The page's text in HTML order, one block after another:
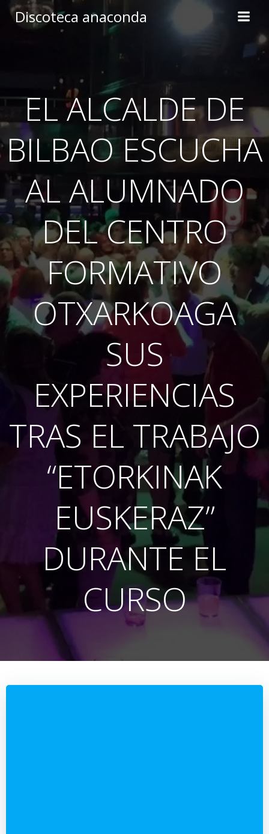
to
Discoteca anaconda
EL ALCALDE DE
BILBAO ESCUCHA
AL ALUMNADO
DEL CENTRO
FORMATIVO
OTXARKOAGA
SUS
EXPERIENCIAS
TRAS EL TRABAJO
“ETORKINAK
EUSKERAZ”
DURANTE EL
CURSO